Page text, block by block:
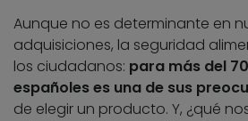
Aunque no es determinante en
adquisiciones, la seguridad
los ciudadanos: para más del
españoles es una de sus
de elegir un producto. Y, ¿qué